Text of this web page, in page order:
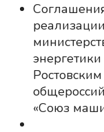
«Союз